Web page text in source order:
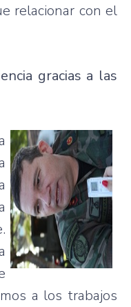
relacionar con el
gracias a las
a los trabajos